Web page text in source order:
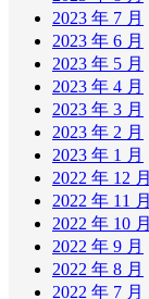
2023 年 7 月
2023 年 6 月
2023 年 5 月
2023 年 4 月
2023 年 3 月
2023 年 2 月
2023 年 1 月
2022 年 12 月
2022 年 11 月
2022 年 10 月
2022 年 9 月
2022 年 8 月
2022 年 7 月